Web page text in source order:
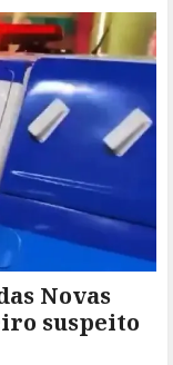
Novas
suspeito